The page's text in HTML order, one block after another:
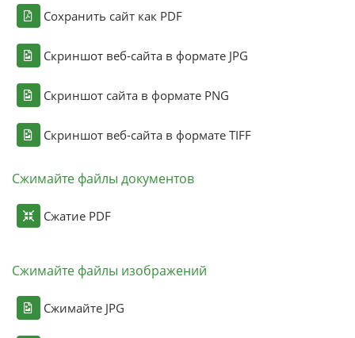
Сохранить сайт как PDF
Скриншот веб-сайта в формате JPG
Скриншот сайта в формате PNG
Скриншот веб-сайта в формате TIFF
Сжимайте файлы документов
Сжатие PDF
Сжимайте файлы изображений
Сжимайте JPG